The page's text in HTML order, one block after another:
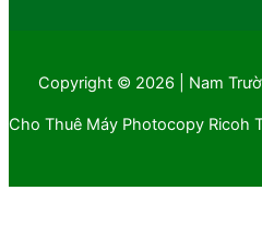
Copyright © 2026 | Nam
Cho Thuê Máy Photocopy Ricoh